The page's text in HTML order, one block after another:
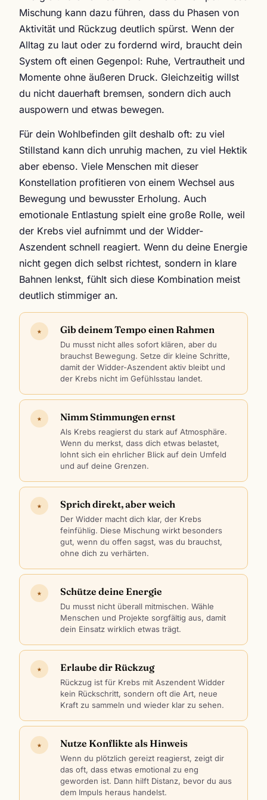
Mischung kann dazu führen, dass du Phasen von
Aktivität und Rückzug deutlich spürst. Wenn der
Alltag zu laut oder zu fordernd wird, braucht dein
System oft einen Gegenpol: Ruhe, Vertrautheit und
Momente ohne äußeren Druck. Gleichzeitig willst
du nicht dauerhaft bremsen, sondern dich auch
auspowern und etwas bewegen.
Für dein Wohlbefinden gilt deshalb oft: zu viel
Stillstand kann dich unruhig machen, zu viel Hektik
aber ebenso. Viele Menschen mit dieser
Konstellation profitieren von einem Wechsel aus
Bewegung und bewusster Erholung. Auch
emotionale Entlastung spielt eine große Rolle, weil
der Krebs viel aufnimmt und der Widder-
Aszendent schnell reagiert. Wenn du deine Energie
nicht gegen dich selbst richtest, sondern in klare
Bahnen lenkst, fühlt sich diese Kombination meist
deutlich stimmiger an.
★ Gib deinem Tempo einen Rahmen
Du musst nicht alles sofort klären, aber du
brauchst Bewegung. Setze dir kleine Schritte,
damit der Widder-Aszendent aktiv bleibt und
der Krebs nicht im Gefühlsstau landet.
★ Nimm Stimmungen ernst
Als Krebs reagierst du stark auf Atmosphäre.
Wenn du merkst, dass dich etwas belastet,
lohnt sich ein ehrlicher Blick auf dein Umfeld
und auf deine Grenzen.
★ Sprich direkt, aber weich
Der Widder macht dich klar, der Krebs
feinfühlig. Diese Mischung wirkt besonders
gut, wenn du offen sagst, was du brauchst,
ohne dich zu verhärten.
★ Schütze deine Energie
Du musst nicht überall mitmischen. Wähle
Menschen und Projekte sorgfältig aus, damit
dein Einsatz wirklich etwas trägt.
★ Erlaube dir Rückzug
Rückzug ist für Krebs mit Aszendent Widder
kein Rückschritt, sondern oft die Art, neue
Kraft zu sammeln und wieder klar zu sehen.
★ Nutze Konflikte als Hinweis
Wenn du plötzlich gereizt reagierst, zeigt dir
das oft, dass etwas emotional zu eng
geworden ist. Dann hilft Distanz, bevor du aus
dem Impuls heraus handelst.